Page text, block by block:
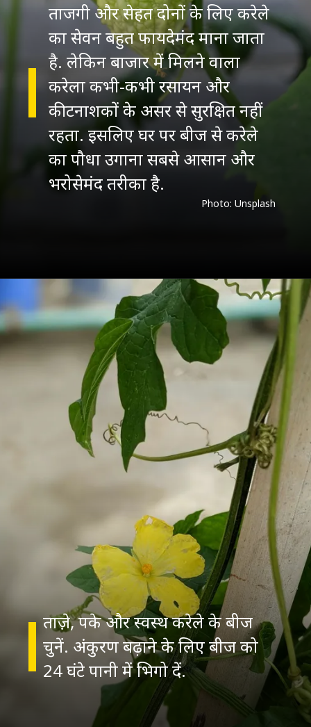
ताजगी और सेहत दोनों के लिए करेले
का सेवन बहुत फायदेमंद माना जाता
है. लेकिन बाजार में मिलने वाला
करेला कभी-कभी रसायन और
कीटनाशकों के असर से सुरक्षित नहीं
रहता. इसलिए घर पर बीज से करेले
का पौधा उगाना सबसे आसान और
भरोसेमंद तरीका है.
Photo: Unsplash
ताज़े, पके और स्वस्थ करेले के बीज
चुनें. अंकुरण बढ़ाने के लिए बीज को
24 घंटे पानी में भिगो दें.